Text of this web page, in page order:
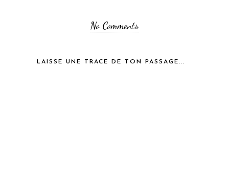
No Comments
LAISSE UNE TRACE DE TON PASSAGE...